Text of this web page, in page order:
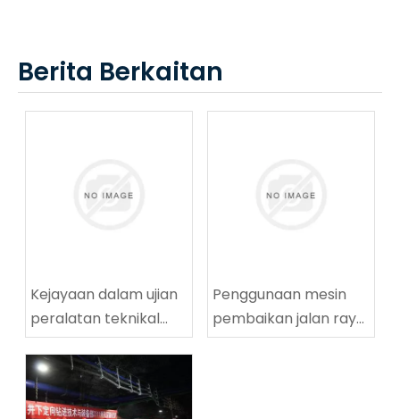
Berita Berkaitan
Kejayaan dalam ujian
peralatan teknikal
penggerudian
lingkaran tinggi
ZDY2800LG
Penggunaan mesin
pembaikan jalan raya
yang berjaya di